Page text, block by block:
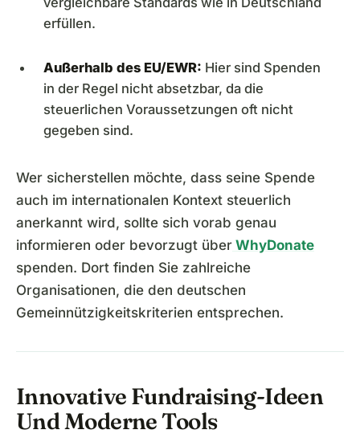
erfüllen.
Außerhalb des EU/EWR: Hier sind Spenden
in der Regel nicht absetzbar, da die
steuerlichen Voraussetzungen oft nicht
gegeben sind.
Wer sicherstellen möchte, dass seine Spende
auch im internationalen Kontext steuerlich
anerkannt wird, sollte sich vorab genau
informieren oder bevorzugt über WhyDonate
spenden. Dort finden Sie zahlreiche
Organisationen, die den deutschen
Gemeinnützigkeitskriterien entsprechen.
Innovative Fundraising-Ideen
Und Moderne Tools